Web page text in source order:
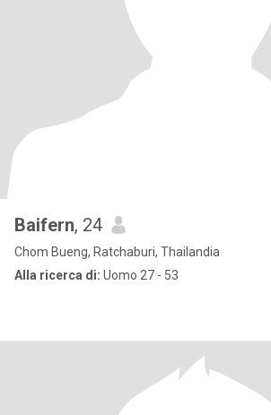
Baifern, 24
Chom Bueng, Ratchaburi, Thailandia
Alla ricerca di: Uomo 27 - 53